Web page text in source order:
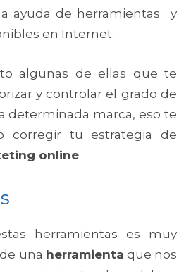
ayuda de herramientas y
en Internet.
algunas de ellas que te
y controlar el grado de
determinada marca, eso te
corregir tu estrategia de
online.
herramientas es muy
una herramienta que nos